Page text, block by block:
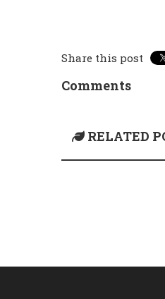
Share this post
Comments
RELATED